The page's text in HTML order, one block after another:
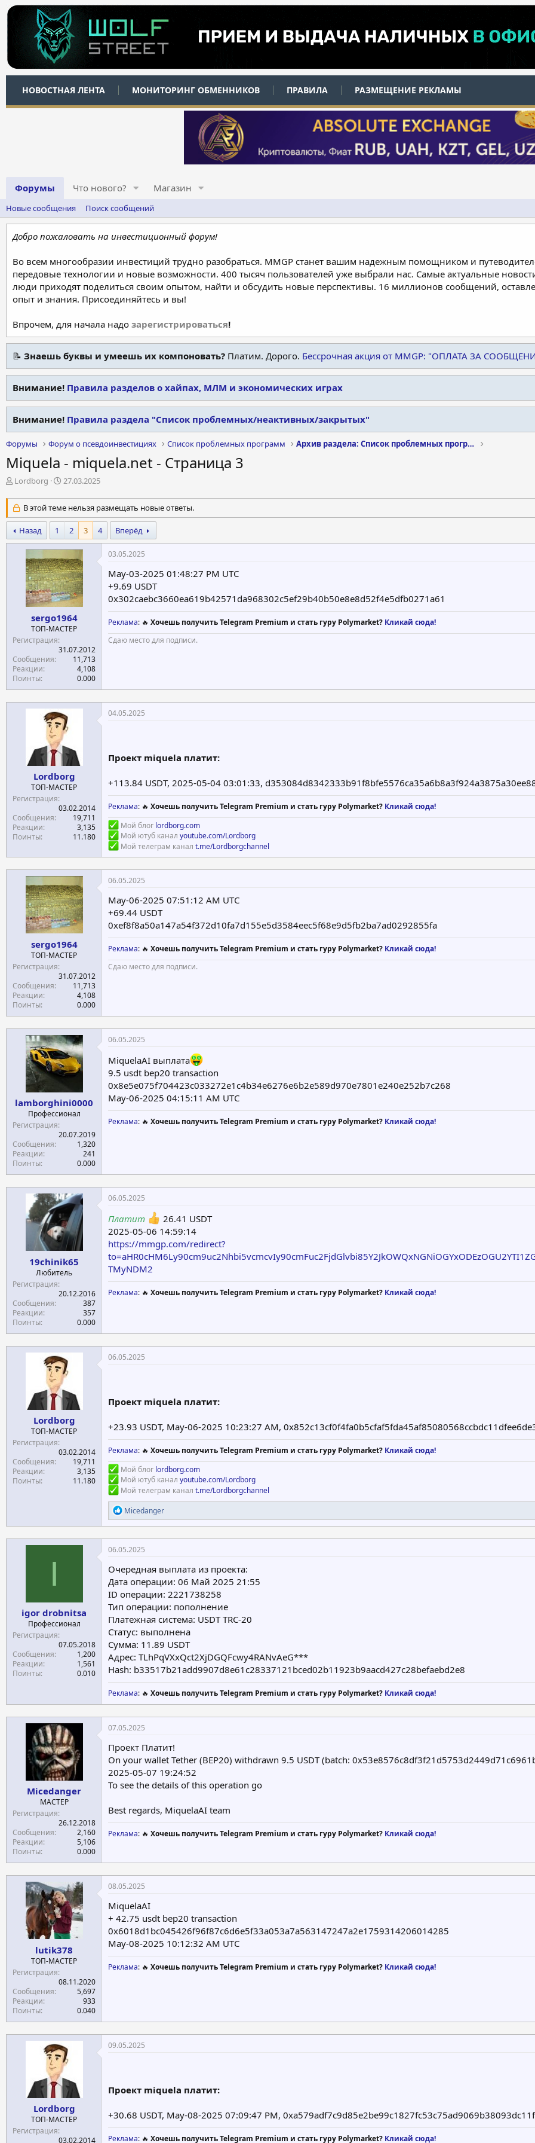
НОВОСТНАЯ ЛЕНТА МОНИТОРИНГ ОБМЕННИКОВ ПРАВИЛА РАЗМЕЩЕНИЕ РЕКЛАМЫ
Форумы Что нового? Магазин
Новые сообщения Поиск сообщений
Добро пожаловать на инвестиционный форум!
Во всем многообразии инвестиций трудно разобраться. MMGP станет вашим надежным помощником и
передовые технологии и новые возможности. 400 тысяч пользователей уже выбрали нас. Самые актуальные
люди приходят поделиться своим опытом, найти и обсудить новые перспективы. 16 миллионов сообщений,
опыт и знания. Присоединяйтесь и вы!
Впрочем, для начала надо зарегистрироваться!
📝 Знаешь буквы и умеешь их компоновать? Платим. Дорого. Бессрочная акция от MMGP: "ОПЛАТА ЗА
Внимание! Правила разделов о хайпах, МЛМ и экономических играх
Внимание! Правила раздела "Список проблемных/неактивных/закрытых"
Форумы Форум о псевдоинвестициях Список проблемных программ Архив раздела: Список проблемных программ
Miquela - miquela.net - Страница 3
А
т
о
р
т
е
Lordborg
Д
т
а
н
ч
а
л
а
27.03.2025
В этой теме нельзя размещать новые ответы.
Назад 1 2 3 4 Вперёд
sergo1964
ТОП-МАСТЕР
Регистрация
31.07.2012
Сообщения
11,713
Реакции
4,108
Поинты
0.000
03.05.2025
May-03-2025 01:48:27 PM UTC
+9.69 USDT
0x302caebc3660ea619b42571da968302c5ef29b40b50e8e8d52f4e5dfb0271a61
Реклама: 🔥 Хочешь получить Telegram Premium и стать гуру Polymarket? Кликай сюда!
Сдаю место для подписи.
Lordborg
ТОП-МАСТЕР
Регистрация
03.02.2014
Сообщения
19,711
Реакции
3,135
Поинты
11.180
04.05.2025
Проект miquela платит:
+113.84 USDT, 2025-05-04 03:01:33,
Реклама: 🔥 Хочешь получить Telegram Premium и стать гуру Polymarket? Кликай сюда!
Мой блог lordborg.com
Мой ютуб канал youtube.com/Lordborg
Мой телеграм канал t.me/Lordborgchannel
sergo1964
ТОП-МАСТЕР
Регистрация
31.07.2012
Сообщения
11,713
Реакции
4,108
Поинты
0.000
06.05.2025
May-06-2025 07:51:12 AM UTC
+69.44 USDT
0xef8f8a50a147a54f372d10fa7d155e5d3584eec5f68e9d5fb2ba7ad0292855fa
Реклама: 🔥 Хочешь получить Telegram Premium и стать гуру Polymarket? Кликай сюда!
Сдаю место для подписи.
lamborghini0000
Профессионал
Регистрация
20.07.2019
Сообщения
1,320
Реакции
241
Поинты
0.000
06.05.2025
MiquelaAI выплата
9.5 usdt bep20 transaction
0x8e5e075f704423c033272e1c4b34e6276e6b2e589d970e7801e240e252b7c268
May-06-2025 04:15:11 AM UTC
Реклама: 🔥 Хочешь получить Telegram Premium и стать гуру Polymarket? Кликай сюда!
19chinik65
Любитель
Регистрация
20.12.2016
Сообщения
387
Реакции
357
Поинты
0.000
06.05.2025
Платит
26.41 USDT
2025-05-06 14:59:14
https://mmgp.com/redirect?
TMyNDM2
Реклама: 🔥 Хочешь получить Telegram Premium и стать гуру Polymarket? Кликай сюда!
Lordborg
ТОП-МАСТЕР
Регистрация
03.02.2014
Сообщения
19,711
Реакции
3,135
Поинты
11.180
06.05.2025
Проект miquela платит:
+23.93 USDT, May-06-2025 10:23:27 AM,
Реклама: 🔥 Хочешь получить Telegram Premium и стать гуру Polymarket? Кликай сюда!
Мой блог lordborg.com
Мой ютуб канал youtube.com/Lordborg
Мой телеграм канал t.me/Lordborgchannel
Р
е
а
к
ц
и
и
Micedanger
I
igor drobnitsa
Профессионал
Регистрация
07.05.2018
Сообщения
1,200
Реакции
1,561
Поинты
0.010
06.05.2025
Очередная выплата из проекта:
Дата операции: 06 Май 2025 21:55
ID операции: 2221738258
Тип операции: пополнение
Платежная система: USDT TRC-20
Статус: выполнена
Сумма: 11.89 USDT
Адрес: TLhPqVXxQct2XjDGQFcwy4RANvAeG***
Hash: b33517b21add9907d8e61c28337121bced02b11923b9aacd427c28befaebd2e8
Реклама: 🔥 Хочешь получить Telegram Premium и стать гуру Polymarket? Кликай сюда!
Micedanger
МАСТЕР
Регистрация
26.12.2018
Сообщения
2,160
Реакции
5,106
Поинты
0.000
07.05.2025
Проект Платит!
On your wallet Tether (BEP20) withdrawn 9.5 USDT (batch:
2025-05-07 19:24:52
To see the details of this operation go
Best regards, MiquelaAI team
Реклама: 🔥 Хочешь получить Telegram Premium и стать гуру Polymarket? Кликай сюда!
lutik378
ТОП-МАСТЕР
Регистрация
08.11.2020
Сообщения
5,697
Реакции
933
Поинты
0.040
08.05.2025
MiquelaAI
+ 42.75 usdt bep20 transaction
0x6018d1bc045426f96f87c6d6e5f33a053a7a563147247a2e1759314206014285
May-08-2025 10:12:32 AM UTC
Реклама: 🔥 Хочешь получить Telegram Premium и стать гуру Polymarket? Кликай сюда!
Lordborg
ТОП-МАСТЕР
Регистрация
03.02.2014
09.05.2025
Проект miquela платит:
+30.68 USDT, May-08-2025 07:09:47 PM,
Реклама: 🔥 Хочешь получить Telegram Premium и стать гуру Polymarket? Кликай сюда!